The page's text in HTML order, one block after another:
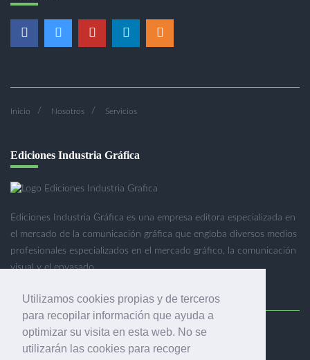
Utilizamos cookies propias y de terceros
para recopilar información que ayuda a
optimizar su visita en esta web. No se
utilizarán las cookies para recoger
Inicio Nosotros Servicios
Ediciones Industria Gráfica
Ediciones Industria Gráfica es una empresa editora especializada en
el mercado de la comunicación gráfica que engloba diversos medios
profesionales especializados en el mercado gráfico, la comunicación
visual y el envasado.
Ediciones Industria Gráfica, S.C.P.
Calle Fluvià 257, bajos, 08020 Barcelona (España)